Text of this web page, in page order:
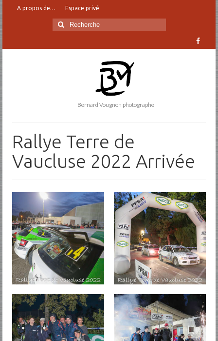
A propos de… Espace privé
Rechercher
:
Bernard Vougnon photographe
Rallye Terre de
Vaucluse 2022 Arrivée